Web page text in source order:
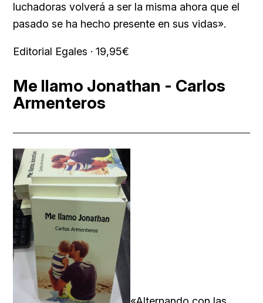
luchadoras volverá a ser la misma ahora que el
pasado se ha hecho presente en sus vidas».
Editorial Egales · 19,95€
Me llamo Jonathan - Carlos
Armenteros